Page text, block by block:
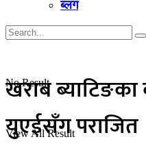
ब्लग
No Result
View All Result
खराब
युएईसँग पराजित